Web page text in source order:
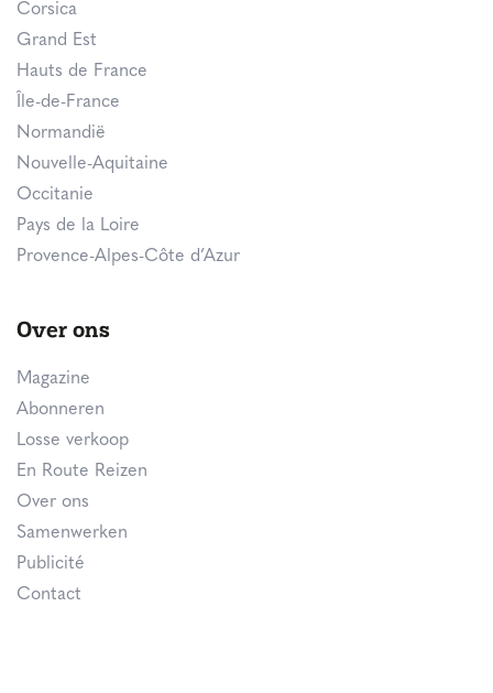
Corsica
Grand Est
Hauts de France
Île-de-France
Normandië
Nouvelle-Aquitaine
Occitanie
Pays de la Loire
Provence-Alpes-Côte d’Azur
Over ons
Magazine
Abonneren
Losse verkoop
En Route Reizen
Over ons
Samenwerken
Publicité
Contact